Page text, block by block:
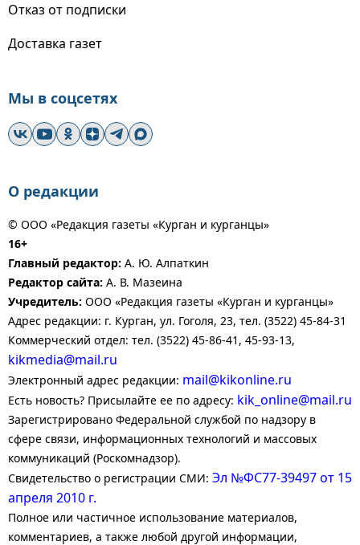
Отказ от подписки
Доставка газет
Мы в соцсетях
О редакции
© ООО «Редакция газеты «Курган и курганцы»
16+
Главный редактор: А. Ю. Алпаткин
Редактор сайта: А. В. Мазеина
Учредитель: ООО «Редакция газеты «Курган и курганцы»
Адрес редакции: г. Курган, ул. Гоголя, 23, тел. (3522) 45-84-31
Коммерческий отдел: тел. (3522) 45-86-41, 45-93-13,
kikmedia@mail.ru
Электронный адрес редакции: mail@kikonline.ru
Есть новость? Присылайте ее по адресу: kik_online@mail.ru
Зарегистрировано Федеральной службой по надзору в
сфере связи, информационных технологий и массовых
коммуникаций (Роскомнадзор).
Свидетельство о регистрации СМИ: Эл №ФС77-39497 от 15
апреля 2010 г.
Полное или частичное использование материалов,
комментариев, а также любой другой информации,